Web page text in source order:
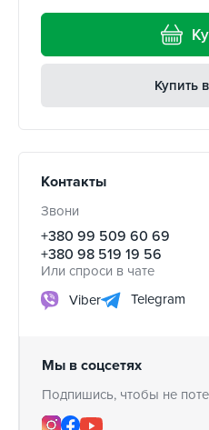
Купить
Контакты
Звони
+380 99 509 60 69
+380 98 519 19 56
Или спроси в чате
Viber
Telegram
Мы в соцсетях
Подпишись, чтобы не